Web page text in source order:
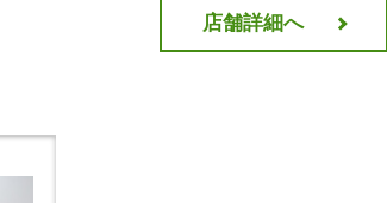
店舗詳細へ